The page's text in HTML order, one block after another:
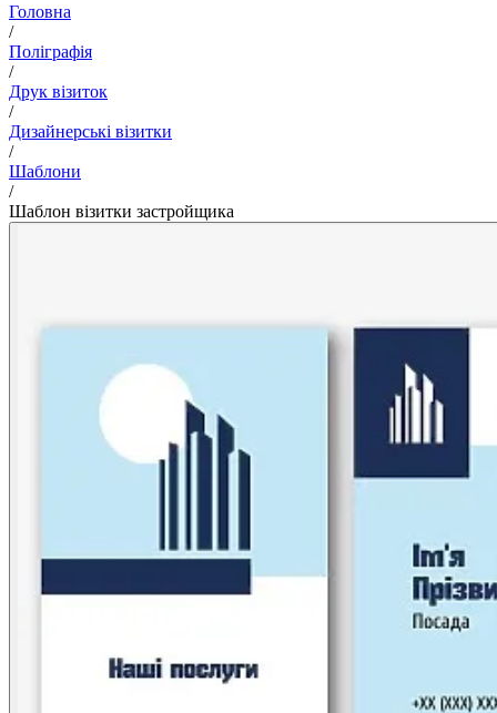
Головна
/
Поліграфія
/
Друк візиток
/
Дизайнерські візитки
/
Шаблони
/
Шаблон візитки застройщика